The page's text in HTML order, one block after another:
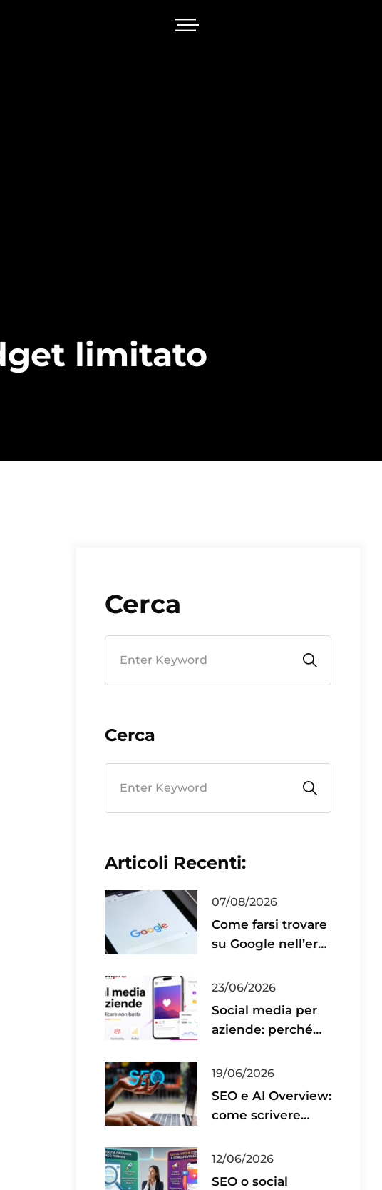
limitato
Cerca
Cerca
Articoli Recenti:
07/08/2026
Come farsi trovare
su Google nell’era
artificiale
23/06/2026
Social media per
aziende: perché
basta
19/06/2026
SEO e AI Overview:
come scrivere
il 2026
12/06/2026
SEO o social